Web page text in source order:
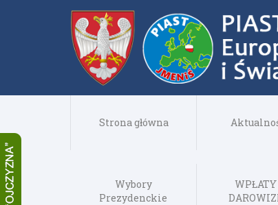
Strona główna
Wybory
Prezydenckie
WPŁATY –